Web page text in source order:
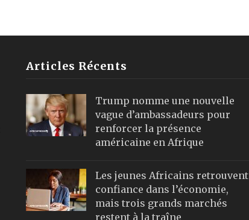
Articles Récents
Trump nomme une nouvelle
vague d’ambassadeurs pour
renforcer la présence
américaine en Afrique
Les jeunes Africains retrouvent
confiance dans l’économie,
mais trois grands marchés
restent à la traîne